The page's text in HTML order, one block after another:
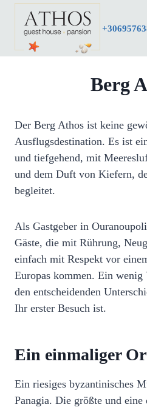
Zum
Inhalt
springen
+30
Berg
Der Berg Athos ist keine
Ausflugsdestination. Es ist
und tiefgehend, mit
und dem Duft von Kiefern,
begleitet.
Als Gastgeber in
Gäste, die mit Rührung,
einfach mit Respekt vor
Europas kommen. Ein
den entscheidenden
Ihr erster Besuch ist.
Ein einmaliger
Ein riesiges byzantinisches
Panagia. Die größte und eine